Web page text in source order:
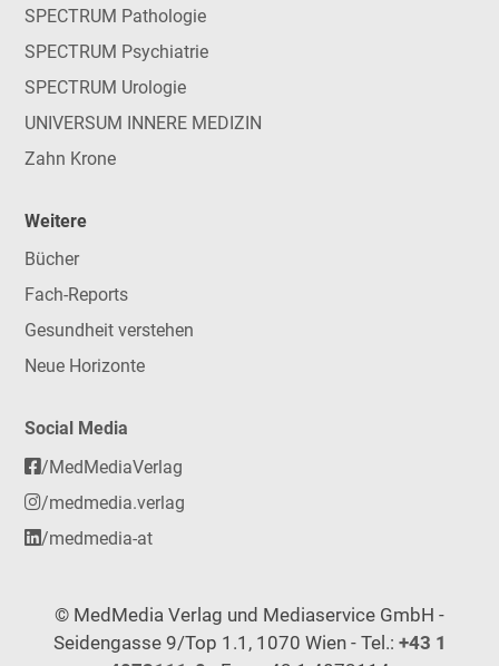
SPECTRUM Pathologie
SPECTRUM Psychiatrie
SPECTRUM Urologie
UNIVERSUM INNERE MEDIZIN
Zahn Krone
Weitere
Bücher
Fach-Reports
Gesundheit verstehen
Neue Horizonte
Social Media
/MedMediaVerlag
/medmedia.verlag
/medmedia-at
© MedMedia Verlag und Mediaservice GmbH -
Seidengasse 9/Top 1.1, 1070 Wien - Tel.: +43 1